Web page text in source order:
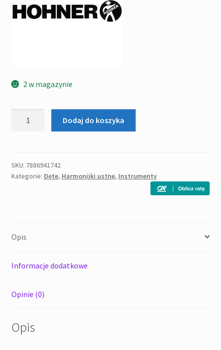
2 w magazynie
G
HARMONIJKA
Dodaj do koszyka
SKU: 7886941742
Kategorie: Dęte, Harmonijki ustne, Instrumenty
Opis
Informacje dodatkowe
Opinie (0)
Opis